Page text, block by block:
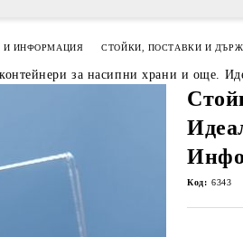
И ИНФОРМАЦИЯ СТОЙКИ, ПОСТАВКИ И
за насипни храни и още.
Код: 6343